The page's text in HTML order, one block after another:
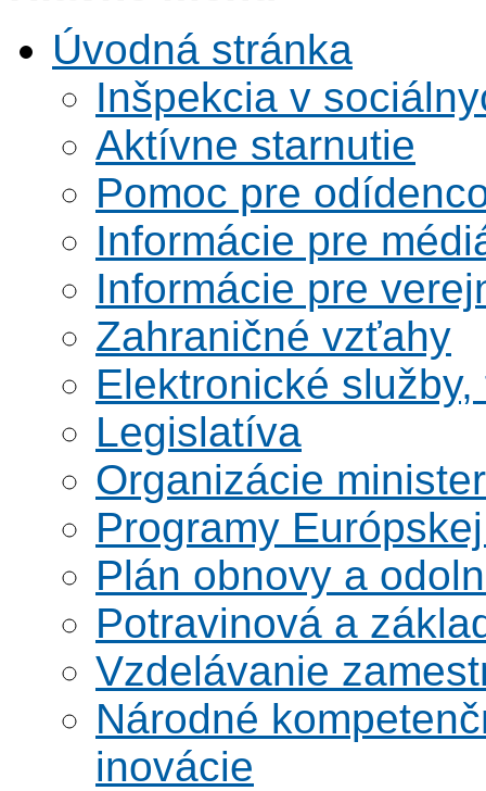
Úvodná stránka
Inšpekcia v
Aktívne starnutie
Pomoc pre
Informácie pre
Informácie pre
Zahraničné vzťahy
Elektronické
Legislatíva
Organizácie
Programy
Plán obnovy a
Potravinová a
Vzdelávanie
Národné
inovácie